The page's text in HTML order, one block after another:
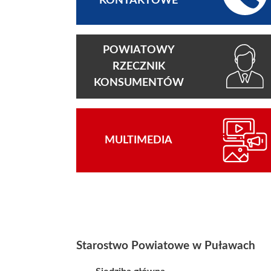
POWIATOWY
RZECZNIK
KONSUMENTÓW
MULTIMEDIA
Starostwo Powiatowe w Puławach